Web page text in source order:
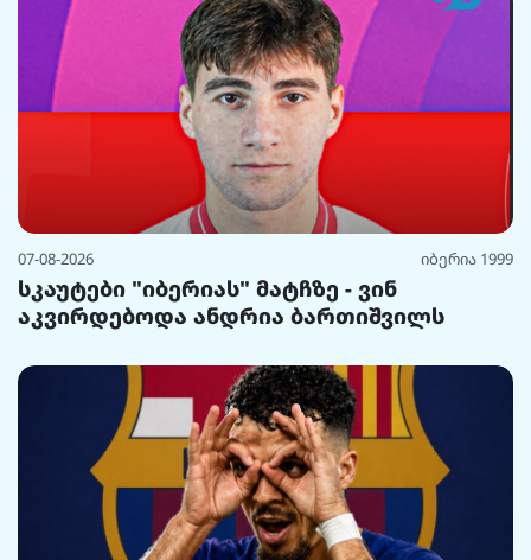
07-08-2026 იბერია 1999
სკაუტები "იბერიას" მატჩზე - ვინ
აკვირდებოდა ანდრია ბართიშვილს